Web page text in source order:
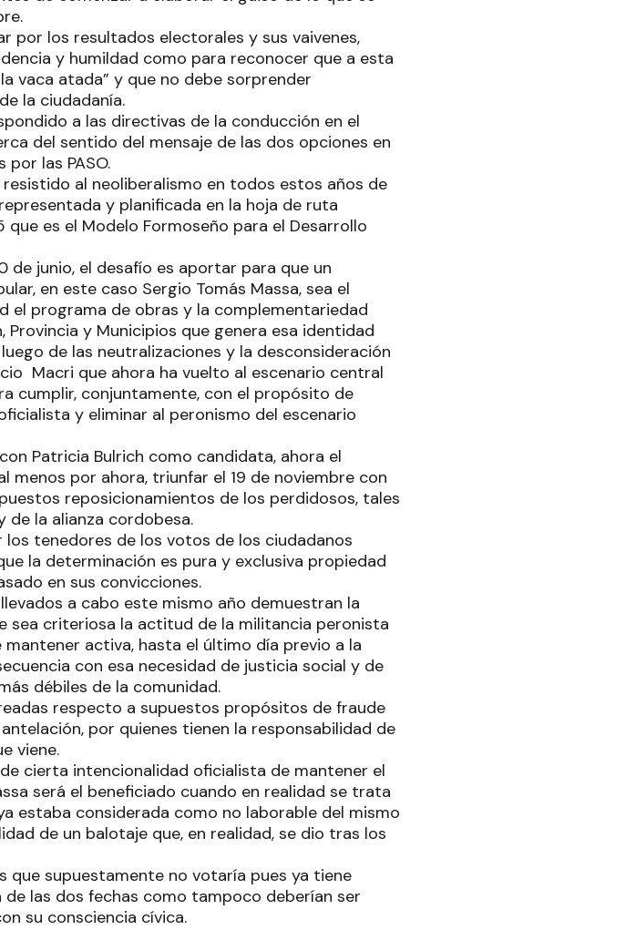
por los resultados electorales y sus vaivenes,
y humildad como para reconocer que a esta
vaca atada” y que no debe sorprender
la ciudadanía.
a las directivas de la conducción en el
del sentido del mensaje de las dos opciones en
las PASO.
al neoliberalismo en todos estos años de
y planificada en la hoja de ruta
es el Modelo Formoseño para el Desarrollo
de junio, el desafío es aportar para que un
en este caso Sergio Tomás Massa, sea el
el programa de obras y la complementariedad
y Municipios que genera esa identidad
de las neutralizaciones y la desconsideración
Macri que ahora ha vuelto al escenario central
cumplir, conjuntamente, con el propósito de
y eliminar al peronismo del escenario
Patricia Bulrich como candidata, ahora el
menos por ahora, triunfar el 19 de noviembre con
reposicionamientos de los perdidosos, tales
de la alianza cordobesa.
tenedores de los votos de los ciudadanos
la determinación es pura y exclusiva propiedad
en sus convicciones.
a cabo este mismo año demuestran la
sea criteriosa la actitud de la militancia peronista
activa, hasta el último día previo a la
con esa necesidad de justicia social y de
débiles de la comunidad.
respecto a supuestos propósitos de fraude
por quienes tienen la responsabilidad de
viene.
cierta intencionalidad oficialista de mantener el
será el beneficiado cuando en realidad se trata
estaba considerada como no laborable del mismo
de un balotaje que, en realidad, se dio tras los
que supuestamente no votaría pues ya tiene
las dos fechas como tampoco deberían ser
su consciencia cívica.